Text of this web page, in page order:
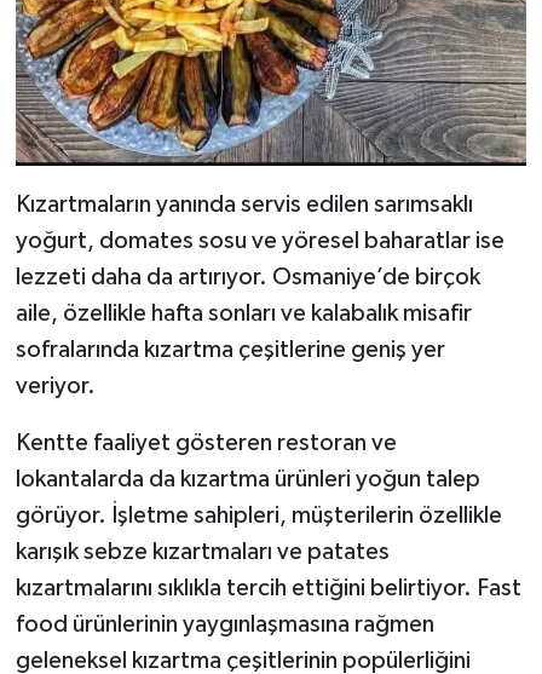
Kızartmaların yanında servis edilen sarımsaklı
yoğurt, domates sosu ve yöresel baharatlar ise
lezzeti daha da artırıyor. Osmaniye’de birçok
aile, özellikle hafta sonları ve kalabalık misafir
sofralarında kızartma çeşitlerine geniş yer
veriyor.
Kentte faaliyet gösteren restoran ve
lokantalarda da kızartma ürünleri yoğun talep
görüyor. İşletme sahipleri, müşterilerin özellikle
karışık sebze kızartmaları ve patates
kızartmalarını sıklıkla tercih ettiğini belirtiyor. Fast
food ürünlerinin yaygınlaşmasına rağmen
geleneksel kızartma çeşitlerinin popülerliğini